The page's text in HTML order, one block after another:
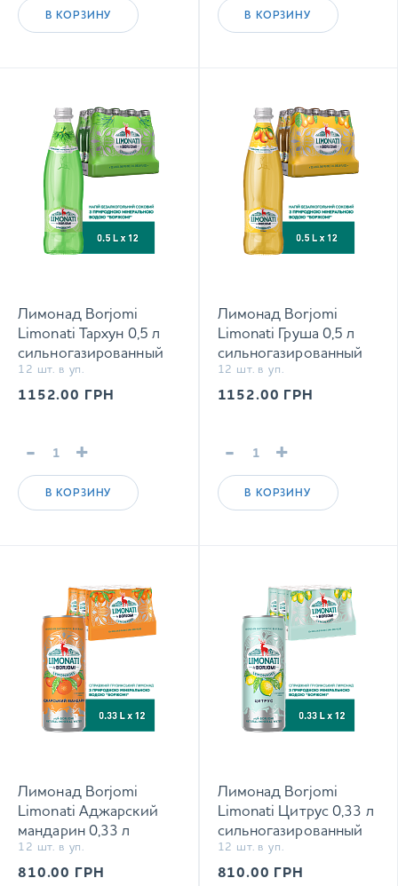
В КОРЗИНУ В КОРЗИНУ
Лимонад Borjomi
Limonati Тархун 0,5 л
сильногазированный
напиток
12 шт. в уп.
1152.00 ГРН
- +
В КОРЗИНУ
Лимонад Borjomi
Limonati Груша 0,5 л
сильногазированный
напиток
12 шт. в уп.
1152.00 ГРН
- +
В КОРЗИНУ
Лимонад Borjomi
Limonati Аджарский
мандарин 0,33 л
сильногазированный
напиток
12 шт. в уп.
810.00 ГРН
Лимонад Borjomi
Limonati Цитрус 0,33 л
сильногазированный
напиток
12 шт. в уп.
810.00 ГРН